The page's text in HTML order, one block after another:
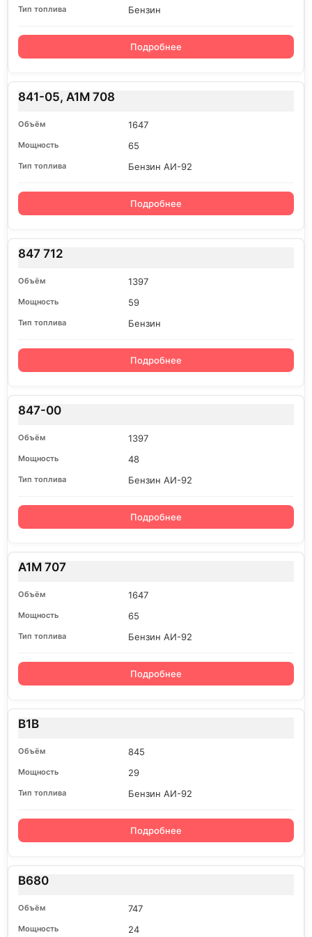
Бензин
Подробнее
841-05, A1M 708
1647
65
Бензин АИ-92
Подробнее
847 712
1397
59
Бензин
Подробнее
847-00
1397
48
Бензин АИ-92
Подробнее
A1M 707
1647
65
Бензин АИ-92
Подробнее
B1B
845
29
Бензин АИ-92
Подробнее
B680
747
24